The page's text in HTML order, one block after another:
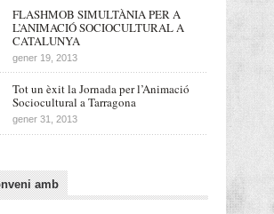
FLASHMOB SIMULTÀNIA PER A
L’ANIMACIÓ SOCIOCULTURAL A
CATALUNYA
gener 19, 2013
Tot un èxit la Jornada per l’Animació
Sociocultural a Tarragona
gener 31, 2013
amb